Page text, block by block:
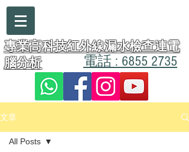
電話 : 6855 2735
專業高科技紅外線漏水檢查連電
腦分析
文章
All Posts